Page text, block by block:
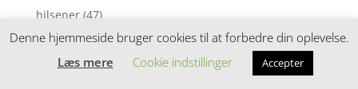
hilsener (47)
Hjem & Køkken (151)
Højtalere & Headset (1)
Denne hjemmeside bruger cookies til at forbedre din oplevelse.
Læs mere
Cookie indstillinger Accepter